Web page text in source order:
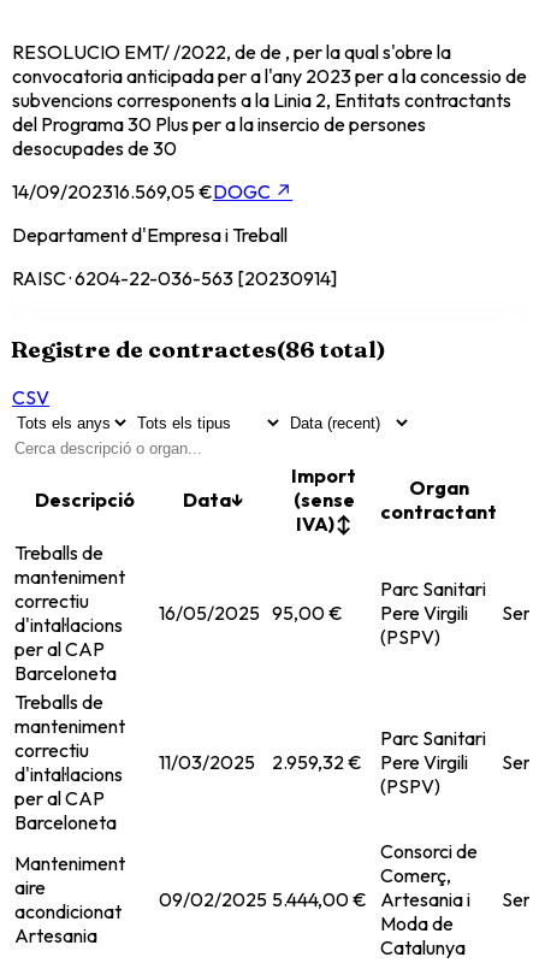
RESOLUCIO EMT/ /2022, de de , per la qual s'obre la
convocatoria anticipada per a l'any 2023 per a la concessio de
subvencions corresponents a la Linia 2, Entitats contractants
del Programa 30 Plus per a la insercio de persones
desocupades de 30
14/09/202316.569,05 €DOGC ↗
Departament d'Empresa i Treball
RAISC · 6204-22-036-563 [20230914]
Registre de contractes(86 total)
CSV
Descripció Data↓
Import
(sense
IVA)↕
Organ
contractant
Treballs de
manteniment
correctiu
d'intal·lacions
per al CAP
Barceloneta
16/05/2025 95,00 €
Parc Sanitari
Pere Virgili
(PSPV)
Treballs de
manteniment
correctiu
d'intal·lacions
per al CAP
Barceloneta
11/03/2025 2.959,32 €
Parc Sanitari
Pere Virgili
(PSPV)
Manteniment
aire
acondicionat
Artesania
09/02/2025 5.444,00 €
Consorci de
Comerç,
Artesania i
Moda de
Catalunya